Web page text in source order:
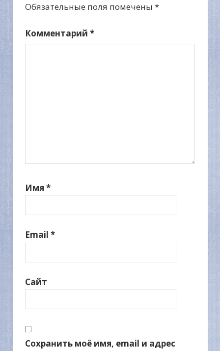
Обязательные поля помечены *
Комментарий *
Имя *
Email *
Сайт
Сохранить моё имя, email и адрес